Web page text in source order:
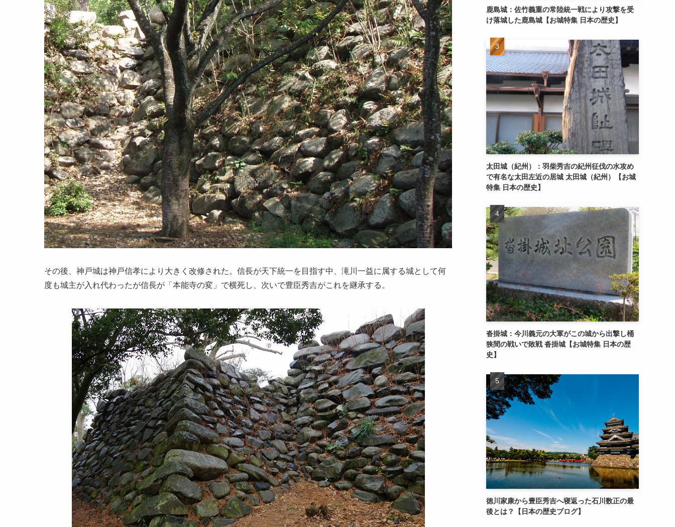
その後、神戸城は神戸信孝により大きく改修された。信長が天下統一を目指す中、滝川一益に属する城として何
度も城主が入れ代わったが信長が「本能寺の変」で横死し、次いで豊臣秀吉がこれを継承する。
鹿島城：佐竹義重の常陸統一戦により攻撃を受
け落城した鹿島城【お城特集 日本の歴史】
太田城（紀州）：羽柴秀吉の紀州征伐の水攻め
で有名な太田左近の居城 太田城（紀州）【お城
特集 日本の歴史】
沓掛城：今川義元の大軍がこの城から出撃し桶
狭間の戦いで敗戦 沓掛城【お城特集 日本の歴
史】
徳川家康から豊臣秀吉へ寝返った石川数正の最
後とは？【日本の歴史ブログ】